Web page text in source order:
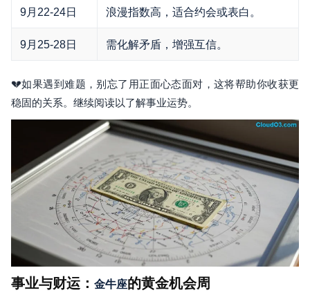
9月22-24日 浪漫指数高，适合约会或表白。
9月25-28日 需化解矛盾，增强互信。
💔如果遇到难题，别忘了用正面心态面对，这将帮助你收获更
稳固的关系。继续阅读以了解事业运势。
事业与财运： 金牛座的黄金机会周